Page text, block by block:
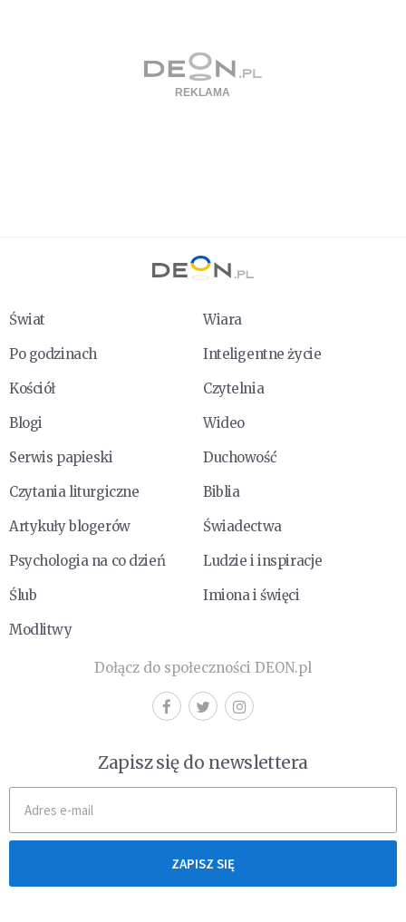
Świat
Wiara
Po godzinach
Inteligentne życie
Kościół
Czytelnia
Blogi
Wideo
Serwis papieski
Duchowość
Czytania liturgiczne
Biblia
Artykuły blogerów
Świadectwa
Psychologia na co dzień
Ludzie i inspiracje
Ślub
Imiona i święci
Modlitwy
Dołącz do społeczności DEON.pl
Zapisz się do newslettera
ZAPISZ SIĘ